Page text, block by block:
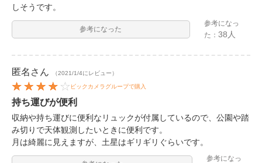
しそうです。
参考になった
参考になっ
た： 38人
匿名 さん （2021/1/4にレビュー）
ビックカメラグループで購入
持ち運びが便利
収納や持ち運びに便利なリュックが付属しているので、公園や踏
み切りで天体観測したいときに便利です。
月は綺麗に見えますが、土星はギリギリぐらいです。
参考になっ